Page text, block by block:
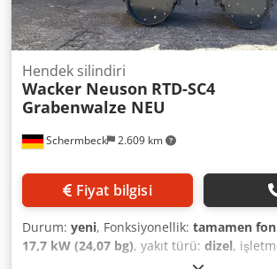
Schermbeck 2.609 km
Hendek silindiri
Wacker Neuson RTD-SC4
Grabenwalze NEU
Fiyat bilgisi
Durum: yeni, Fonksiyonellik: tamamen
17,7 kW (24,07 bg), yakıt türü: dizel,
, Wacker Neuson RTD-